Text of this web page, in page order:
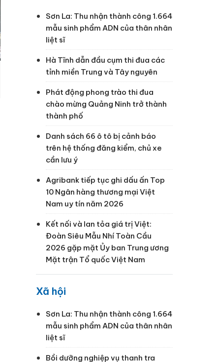
Sơn La: Thu nhận thành công 1.664
mẫu sinh phẩm ADN của thân nhân
liệt sĩ
Hà Tĩnh dẫn đầu cụm thi đua các
tỉnh miền Trung và Tây nguyên
Phát động phong trào thi đua
chào mừng Quảng Ninh trở thành
thành phố
Danh sách 66 ô tô bị cảnh báo
trên hệ thống đăng kiểm, chủ xe
cần lưu ý
Agribank tiếp tục ghi dấu ấn Top
10 Ngân hàng thương mại Việt
Nam uy tín năm 2026
Kết nối và lan tỏa giá trị Việt:
Đoàn Siêu Mẫu Nhí Toàn Cầu
2026 gặp mặt Ủy ban Trung ương
Mặt trận Tổ quốc Việt Nam
Xã hội
Sơn La: Thu nhận thành công 1.664
mẫu sinh phẩm ADN của thân nhân
liệt sĩ
Bồi dưỡng nghiệp vụ thanh tra